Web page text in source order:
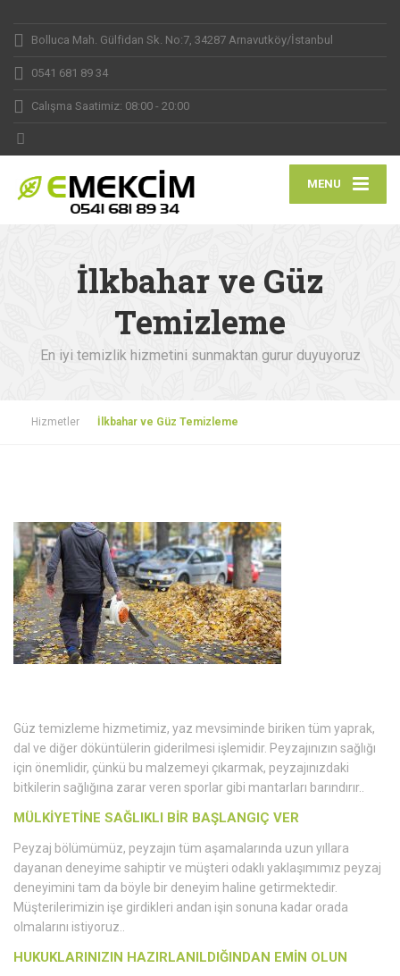
Bolluca Mah. Gülfidan Sk. No:7, 34287 Arnavutköy/İstanbul
0541 681 89 34
Calışma Saatimiz: 08:00 - 20:00
MENU
İlkbahar ve Güz
Temizleme
En iyi temizlik hizmetini sunmaktan gurur duyuyoruz
Hizmetler İlkbahar ve Güz Temizleme
Güz temizleme hizmetimiz, yaz mevsiminde biriken tüm yaprak,
dal ve diğer döküntülerin giderilmesi işlemidir. Peyzajınızın sağlığı
için önemlidir, çünkü bu malzemeyi çıkarmak, peyzajınızdaki
bitkilerin sağlığına zarar veren sporlar gibi mantarları barındırır..
MÜLKİYETİNE SAĞLIKLI BİR BAŞLANGIÇ VER
Peyzaj bölümümüz, peyzajın tüm aşamalarında uzun yıllara
dayanan deneyime sahiptir ve müşteri odaklı yaklaşımımız peyzaj
deneyimini tam da böyle bir deneyim haline getirmektedir.
Müşterilerimizin işe girdikleri andan işin sonuna kadar orada
olmalarını istiyoruz..
HUKUKLARINIZIN HAZIRLANILDIĞINDAN EMİN OLUN